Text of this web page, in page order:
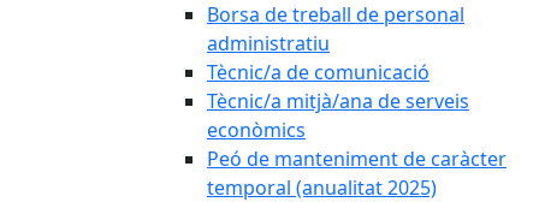
Borsa de treball de personal
administratiu
Tècnic/a de comunicació
Tècnic/a mitjà/ana de serveis
econòmics
Peó de manteniment de caràcter
temporal (anualitat 2025)